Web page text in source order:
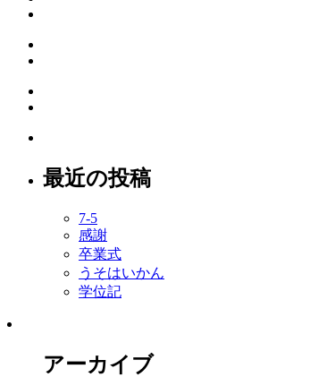
最近の投稿
7-5
感謝
卒業式
うそはいかん
学位記
アーカイブ